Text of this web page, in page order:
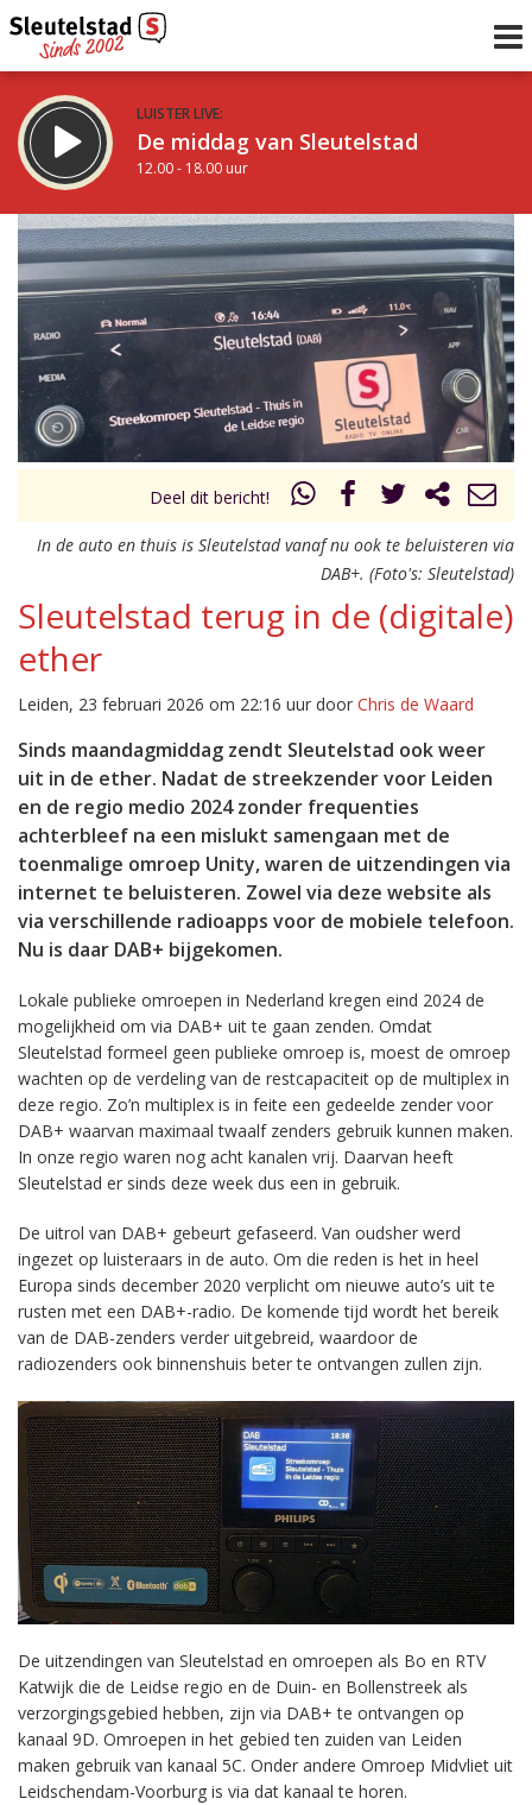
LUISTER LIVE:
De middag van Sleutelstad
12.00 - 18.00 uur
STRAKS:
De avond van Sleutelstad
18.00 - 21.00 uur
Vorig uur
uur 1 van 0 Volgend uur
Deel dit bericht!
In de auto en thuis is Sleutelstad vanaf nu ook te beluisteren via
DAB+. (Foto's: Sleutelstad)
Sleutelstad terug in de (digitale)
ether
Leiden, 23 februari 2026 om 22:16 uur door Chris de Waard
Sinds maandagmiddag zendt Sleutelstad ook weer
uit in de ether. Nadat de streekzender voor Leiden
en de regio medio 2024 zonder frequenties
achterbleef na een mislukt samengaan met de
toenmalige omroep Unity, waren de uitzendingen via
internet te beluisteren. Zowel via deze website als
via verschillende radioapps voor de mobiele telefoon.
Nu is daar DAB+ bijgekomen.
Lokale publieke omroepen in Nederland kregen eind 2024 de
mogelijkheid om via DAB+ uit te gaan zenden. Omdat
Sleutelstad formeel geen publieke omroep is, moest de omroep
wachten op de verdeling van de restcapaciteit op de multiplex in
deze regio. Zo’n multiplex is in feite een gedeelde zender voor
DAB+ waarvan maximaal twaalf zenders gebruik kunnen maken.
In onze regio waren nog acht kanalen vrij. Daarvan heeft
Sleutelstad er sinds deze week dus een in gebruik.
De uitrol van DAB+ gebeurt gefaseerd. Van oudsher werd
ingezet op luisteraars in de auto. Om die reden is het in heel
Europa sinds december 2020 verplicht om nieuwe auto’s uit te
rusten met een DAB+-radio. De komende tijd wordt het bereik
van de DAB-zenders verder uitgebreid, waardoor de
radiozenders ook binnenshuis beter te ontvangen zullen zijn.
De uitzendingen van Sleutelstad en omroepen als Bo en RTV
Katwijk die de Leidse regio en de Duin- en Bollenstreek als
verzorgingsgebied hebben, zijn via DAB+ te ontvangen op
kanaal 9D. Omroepen in het gebied ten zuiden van Leiden
maken gebruik van kanaal 5C. Onder andere Omroep Midvliet uit
Leidschendam-Voorburg is via dat kanaal te horen.